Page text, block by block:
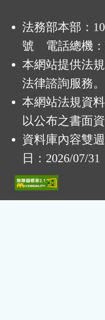
法務部本部：
號 電話總機：
本網站提供法
法律諮詢服務。
本網站法規資
以公布之書面資
資料庫內容雙
日：2026/07/31